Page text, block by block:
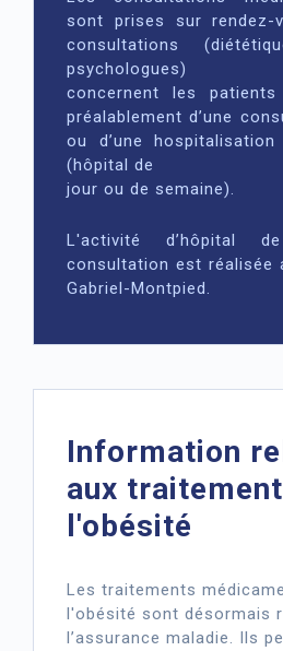
sont prises sur rendez-
consultations
psychologues)
concernent les
préalablement d’une
ou d’une
(hôpital de
jour ou de semaine).
L'activité d’hôpital
consultation est réalisée
Gabriel-Montpied.
Information
aux
l'obésité
Les traitements
l'obésité sont désormais
l’assurance maladie. Ils